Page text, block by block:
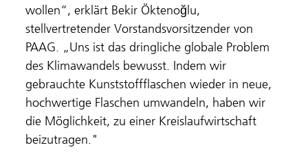
wollen“, erklärt Bekir Öktenoğlu,
stellvertretender Vorstandsvorsitzender von
PAAG. „Uns ist das dringliche globale Problem
des Klimawandels bewusst. Indem wir
gebrauchte Kunststoffflaschen wieder in neue,
hochwertige Flaschen umwandeln, haben wir
die Möglichkeit, zu einer Kreislaufwirtschaft
beizutragen."